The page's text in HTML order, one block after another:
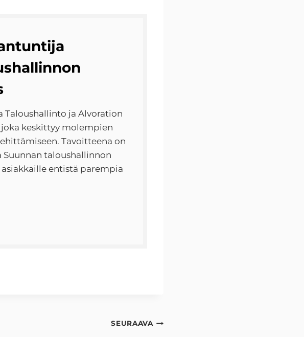
Taloushallinto ja Alvoration
keskittyy molempien
Tavoitteena on
taloushallinnon
entistä parempia
SEURAAVA